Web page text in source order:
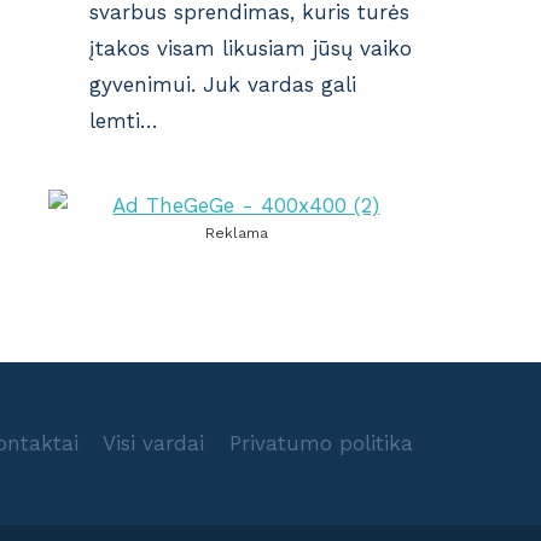
svarbus sprendimas, kuris turės
įtakos visam likusiam jūsų vaiko
gyvenimui. Juk vardas gali
lemti…
Reklama
Visi vardai Privatumo politika